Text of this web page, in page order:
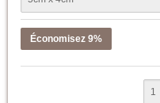
Économisez 9%